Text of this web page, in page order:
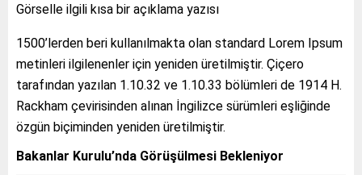
Görselle ilgili kısa bir açıklama yazısı
1500’lerden beri kullanılmakta olan standard Lorem Ipsum
metinleri ilgilenenler için yeniden üretilmiştir. Çiçero
tarafından yazılan 1.10.32 ve 1.10.33 bölümleri de 1914 H.
Rackham çevirisinden alınan İngilizce sürümleri eşliğinde
özgün biçiminden yeniden üretilmiştir.
Bakanlar Kurulu’nda Görüşülmesi Bekleniyor